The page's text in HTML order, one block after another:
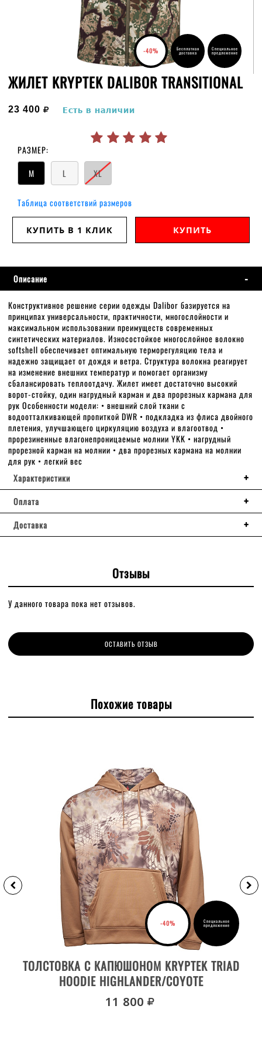
-40% Бесплатная
доставка
Специальное
предложение
ЖИЛЕТ KRYPTEK DALIBOR TRANSITIONAL
23 400 руб.
Есть в наличии
РАЗМЕР:
M
L XL
Таблица соответствий размеров
КУПИТЬ В 1 КЛИК КУПИТЬ
Описание
Конструктивное решение серии одежды Dalibor базируется на
принципах универсальности, практичности, многослойности и
максимальном использовании преимуществ современных
синтетических материалов. Износостойкое многослойное волокно
softshell обеспечивает оптимальную терморегуляцию тела и
надежно защищает от дождя и ветра. Структура волокна реагирует
на изменение внешних температур и помогает организму
сбалансировать теплоотдачу. Жилет имеет достаточно высокий
ворот-стойку, один нагрудный карман и два прорезных кармана для
рук Особенности модели: • внешний слой ткани с
водоотталкивающей пропиткой DWR • подкладка из флиса двойного
плетения, улучшающего циркуляцию воздуха и влагоотвод •
прорезиненные влагонепроницаемые молнии YKK • нагрудный
прорезной карман на молнии • два прорезных кармана на молнии
для рук • легкий вес
Характеристики
Оплата
Доставка
Отзывы
У данного товара пока нет отзывов.
ОСТАВИТЬ ОТЗЫВ
Похожие товары
-40% Специальное
предложение
ТОЛСТОВКА С КАПЮШОНОМ KRYPTEK TRIAD
HOODIE HIGHLANDER/COYOTE
11 800